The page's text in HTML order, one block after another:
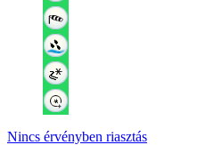
Nincs érvényben riasztás